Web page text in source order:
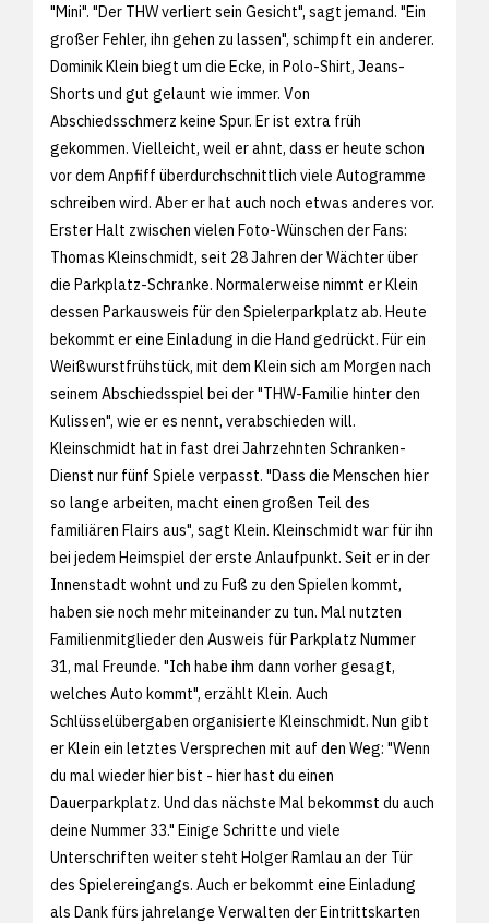
"Mini". "Der THW verliert sein Gesicht", sagt jemand. "Ein
großer Fehler, ihn gehen zu lassen", schimpft ein anderer.
Dominik Klein biegt um die Ecke, in Polo-Shirt, Jeans-
Shorts und gut gelaunt wie immer. Von
Abschiedsschmerz keine Spur. Er ist extra früh
gekommen. Vielleicht, weil er ahnt, dass er heute schon
vor dem Anpfiff überdurchschnittlich viele Autogramme
schreiben wird. Aber er hat auch noch etwas anderes vor.
Erster Halt zwischen vielen Foto-Wünschen der Fans:
Thomas Kleinschmidt, seit 28 Jahren der Wächter über
die Parkplatz-Schranke. Normalerweise nimmt er Klein
dessen Parkausweis für den Spielerparkplatz ab. Heute
bekommt er eine Einladung in die Hand gedrückt. Für ein
Weißwurstfrühstück, mit dem Klein sich am Morgen nach
seinem Abschiedsspiel bei der "THW-Familie hinter den
Kulissen", wie er es nennt, verabschieden will.
Kleinschmidt hat in fast drei Jahrzehnten Schranken-
Dienst nur fünf Spiele verpasst. "Dass die Menschen hier
so lange arbeiten, macht einen großen Teil des
familiären Flairs aus", sagt Klein. Kleinschmidt war für ihn
bei jedem Heimspiel der erste Anlaufpunkt. Seit er in der
Innenstadt wohnt und zu Fuß zu den Spielen kommt,
haben sie noch mehr miteinander zu tun. Mal nutzten
Familienmitglieder den Ausweis für Parkplatz Nummer
31, mal Freunde. "Ich habe ihm dann vorher gesagt,
welches Auto kommt", erzählt Klein. Auch
Schlüsselübergaben organisierte Kleinschmidt. Nun gibt
er Klein ein letztes Versprechen mit auf den Weg: "Wenn
du mal wieder hier bist - hier hast du einen
Dauerparkplatz. Und das nächste Mal bekommst du auch
deine Nummer 33." Einige Schritte und viele
Unterschriften weiter steht Holger Ramlau an der Tür
des Spielereingangs. Auch er bekommt eine Einladung
als Dank fürs jahrelange Verwalten der Eintrittskarten